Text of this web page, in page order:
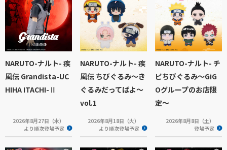
NARUTO-ナルト- 疾
風伝 Grandista-UC
HIHA ITACHI-Ⅱ
2026年8月27日（木）
より順次登場予定
NARUTO-ナルト- 疾
風伝 ちびぐるみ～き
ぐるみだってばよ～
vol.1
2026年8月18日（火）
より順次登場予定
NARUTO-ナルト- チ
ビちびぐるみ〜GiG
Oグループのお店限
定〜
2026年8月8日（土）
登場予定